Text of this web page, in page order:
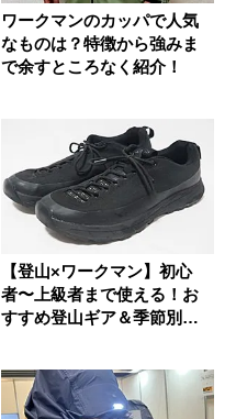
ワークマンのカッパで人気
なものは？特徴から強みま
で余すところなく紹介！
【登山×ワークマン】初心
者〜上級者まで使える！お
すすめ登山ギア＆季節別コ